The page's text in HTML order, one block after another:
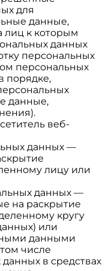
для
данные,
лиц к которым
данных
персональных
персональных
порядке,
данные,
веб-
данных —
лицу или
данных —
на раскрытие
кругу
или
данными
числе
в средствах